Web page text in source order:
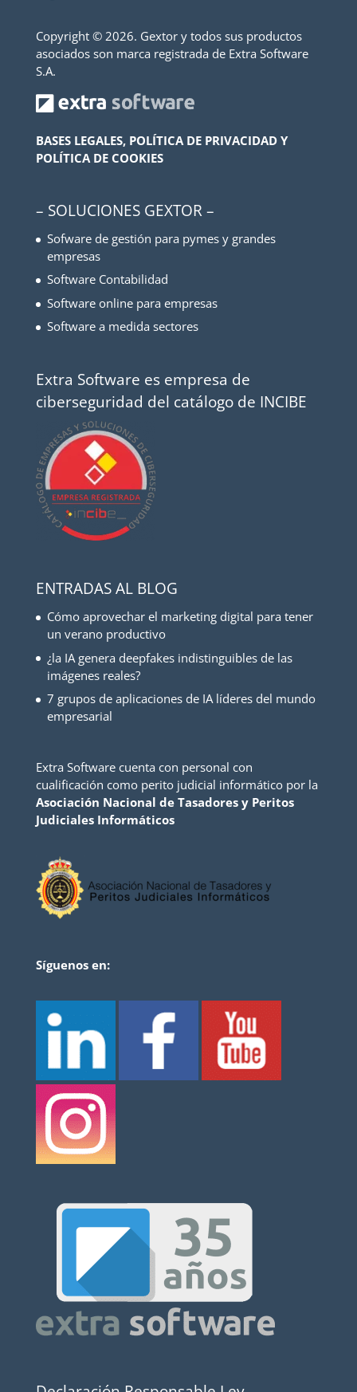
Copyright © 2026. Gextor y todos sus productos
asociados son marca registrada de Extra Software
S.A.
BASES LEGALES, POLÍTICA DE PRIVACIDAD Y
POLÍTICA DE COOKIES
– SOLUCIONES GEXTOR –
Sofware de gestión para pymes y grandes
empresas
Software Contabilidad
Software online para empresas
Software a medida sectores
Extra Software es empresa de
ciberseguridad del catálogo de INCIBE
ENTRADAS AL BLOG
Cómo aprovechar el marketing digital para tener
un verano productivo
¿la IA genera deepfakes indistinguibles de las
imágenes reales?
7 grupos de aplicaciones de IA líderes del mundo
empresarial
Extra Software cuenta con personal con
cualificación como perito judicial informático por la
Asociación Nacional de Tasadores y Peritos
Judiciales Informáticos
Síguenos en: